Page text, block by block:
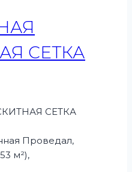
СЕТКА
СЕТКА
Проведал,
м²),